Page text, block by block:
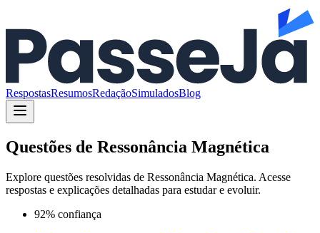
RespostasResumosRedaçãoSimuladosBlog
Questões de Ressonância Magnética
Explore questões resolvidas de Ressonância Magnética. Acesse
respostas e explicações detalhadas para estudar e evoluir.
92% confiança